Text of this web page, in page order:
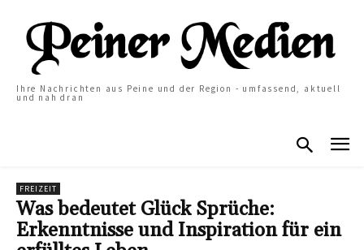
Ihre Nachrichten aus Peine und der Region - umfassend, aktuell
und nah dran
FREIZEIT
Was bedeutet Glück Sprüche:
Erkenntnisse und Inspiration für ein